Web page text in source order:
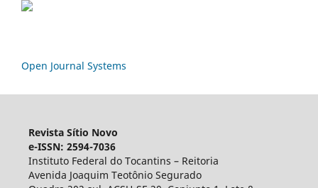
Open Journal Systems
Revista Sítio Novo
e-ISSN: 2594-7036
Instituto Federal do Tocantins – Reitoria
Avenida Joaquim Teotônio Segurado